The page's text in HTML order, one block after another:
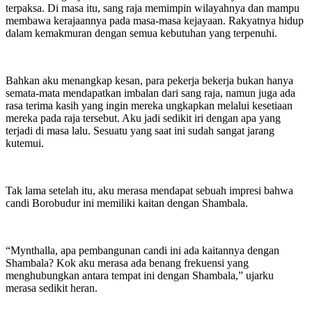
terpaksa. Di masa itu, sang raja memimpin wilayahnya dan mampu
membawa kerajaannya pada masa-masa kejayaan. Rakyatnya hidup
dalam kemakmuran dengan semua kebutuhan yang terpenuhi.
Bahkan aku menangkap kesan, para pekerja bekerja bukan hanya
semata-mata mendapatkan imbalan dari sang raja, namun juga ada
rasa terima kasih yang ingin mereka ungkapkan melalui kesetiaan
mereka pada raja tersebut. Aku jadi sedikit iri dengan apa yang
terjadi di masa lalu. Sesuatu yang saat ini sudah sangat jarang
kutemui.
Tak lama setelah itu, aku merasa mendapat sebuah impresi bahwa
candi Borobudur ini memiliki kaitan dengan Shambala.
“Mynthalla, apa pembangunan candi ini ada kaitannya dengan
Shambala? Kok aku merasa ada benang frekuensi yang
menghubungkan antara tempat ini dengan Shambala,” ujarku
merasa sedikit heran.